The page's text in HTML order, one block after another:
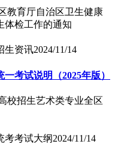
教育厅自治区卫生健康
体检工作的通知
生资讯2024/11/14
考试说明（2025年版）
校招生艺术类专业全区
考考试大纲2024/11/14